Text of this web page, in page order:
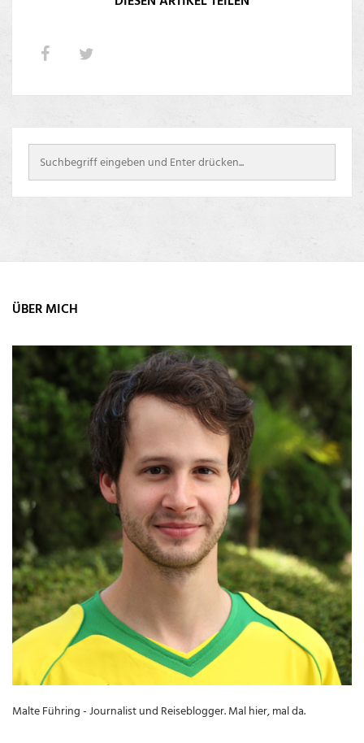
ÜBER MICH
Malte Führing - Journalist und Reiseblogger. Mal hier, mal da.